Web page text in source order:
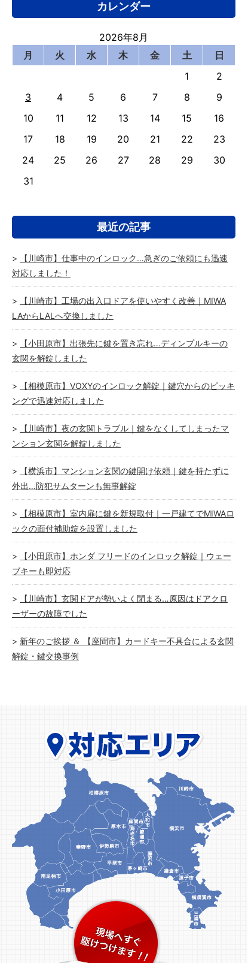
カレンダー
2026年8月
月
火 水 木 金 土
日
1
2
3
4 5 6 7 8
9
10
11 12 13 14 15
16
17
18 19 20 21 22
23
24
25 26 27 28 29
30
31
最近の記事
【川崎市】仕事中のインロック…急ぎのご依頼にも迅速
対応しました！
【川崎市】工場の出入口ドアを使いやすく改善｜MIWA
LAからLALへ交換しました
【小田原市】出張先に鍵を置き忘れ…ディンプルキーの
玄関を解錠しました
【相模原市】VOXYのインロック解錠｜鍵穴からのピッキ
ングで迅速対応しました
【川崎市】夜の玄関トラブル｜鍵をなくしてしまったマ
ンション玄関を解錠しました
【横浜市】マンション玄関の鍵開け依頼｜鍵を持たずに
外出…防犯サムターンも無事解錠
【相模原市】室内扉に鍵を新規取付｜一戸建てでMIWAロ
ックの面付補助錠を設置しました
【小田原市】ホンダ フリードのインロック解錠｜ウェー
ブキーも即対応
【川崎市】玄関ドアが勢いよく閉まる…原因はドアクロ
ーザーの故障でした
新年のご挨拶 ＆ 【座間市】カードキー不具合による玄関
解錠・鍵交換事例